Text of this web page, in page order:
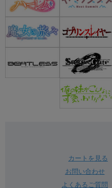
カートを見る
お問い合わせ
よくあるご質問